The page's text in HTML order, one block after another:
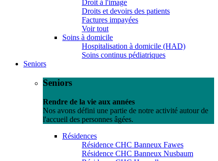
Droit à l'image
Droits et devoirs des patients
Factures impayées
Voir tout
Soins à domicile
Hospitalisation à domicile (HAD)
Soins continus pédiatriques
Seniors
Seniors
Rendre de la vie aux années
Nos avons défini une partie de notre activité autour de
l'accueil des personnes âgées.
Résidences
Résidence CHC Banneux Fawes
Résidence CHC Banneux Nusbaum